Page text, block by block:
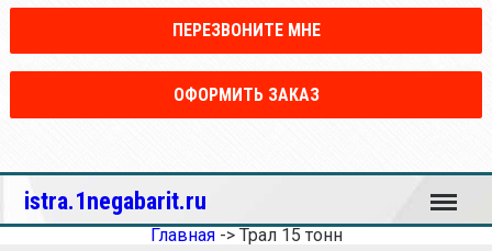
ПЕРЕЗВОНИТЕ МНЕ
ОФОРМИТЬ ЗАКАЗ
istra.1negabarit.ru Меню
Главная-> Трал 15 тонн